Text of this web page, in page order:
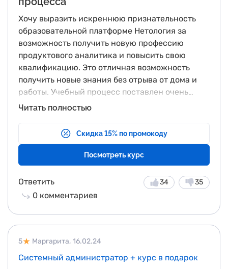
Хочу выразить искреннюю признательность
образовательной платформе Нетология за
возможность получить новую профессию
продуктового аналитика и повысить свою
квалификацию. Это отличная возможность
получить новые знания без отрыва от дома и
работы. Учебный процесс поставлен очень
грамотно, блоки лекций и дополнительные
последующего тестирования. Хочется отметить
профессионализм преподавателей и
экспертов. Особая благодарность куратору за
быстрые ответы на все возникающие в
процессе вопросы, а также за подробную
обратную связь экспертов и преподавателей. У
меня возникло ощущение, что я занимаюсь на
индивидуальных курсах! Все знания,
полученные в рамках этой профессии, будут
использованы мной для осуществления
Читать полностью
Скидка 15% по промокоду
Посмотреть курс
Ответить
0 комментариев
35
34
5 16.02.24
Маргарита,
Системный администратор + курс в подарок